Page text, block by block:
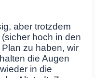
aber trotzdem
hoch in den
zu haben, wir
die Augen
in die